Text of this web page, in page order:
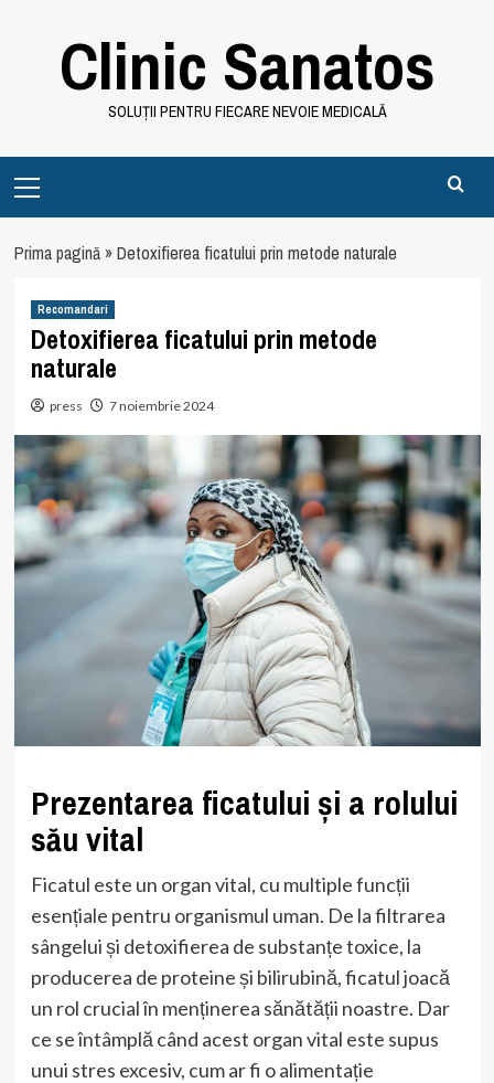
Clinic Sanatos
SOLUȚII PENTRU FIECARE NEVOIE MEDICALĂ
Menu
Prima pagină»Detoxifierea ficatului prin metode naturale
Recomandari
Detoxifierea ficatului prin metode
naturale
press 7 noiembrie 2024
Prezentarea ficatului și a rolului
său vital
Ficatul este un organ vital, cu multiple funcții
esențiale pentru organismul uman. De la filtrarea
sângelui și detoxifierea de substanțe toxice, la
producerea de proteine și bilirubină, ficatul joacă
un rol crucial în menținerea sănătății noastre. Dar
ce se întâmplă când acest organ vital este supus
unui stres excesiv, cum ar fi o alimentație